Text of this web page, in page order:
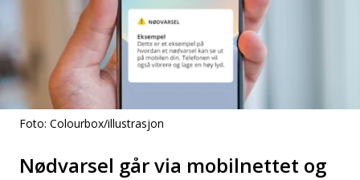
Foto: Colourbox/illustrasjon
Nødvarsel går via mobilnettet og